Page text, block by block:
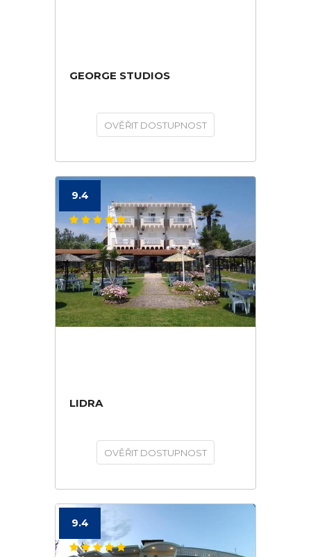
GEORGE STUDIOS
OVĚŘIT DOSTUPNOST
9.4
LIDRA
OVĚŘIT DOSTUPNOST
9.4